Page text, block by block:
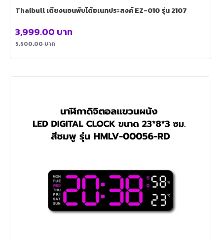
Thaibull เตียงนอนพับได้อเนกประสงค์ EZ-010 รุ่น 2107
5,500.00บาท
3,999.00 บาท